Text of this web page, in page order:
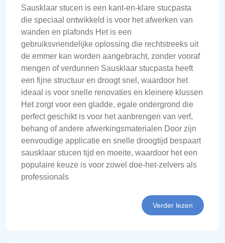
Sausklaar stucen is een kant-en-klare stucpasta
die speciaal ontwikkeld is voor het afwerken van
wanden en plafonds Het is een
gebruiksvriendelijke oplossing die rechtstreeks uit
de emmer kan worden aangebracht, zonder vooraf
mengen of verdunnen Sausklaar stucpasta heeft
een fijne structuur en droogt snel, waardoor het
ideaal is voor snelle renovaties en kleinere klussen
Het zorgt voor een gladde, egale ondergrond die
perfect geschikt is voor het aanbrengen van verf,
behang of andere afwerkingsmaterialen Door zijn
eenvoudige applicatie en snelle droogtijd bespaart
sausklaar stucen tijd en moeite, waardoor het een
populaire keuze is voor zowel doe-het-zelvers als
professionals
Verder lezen